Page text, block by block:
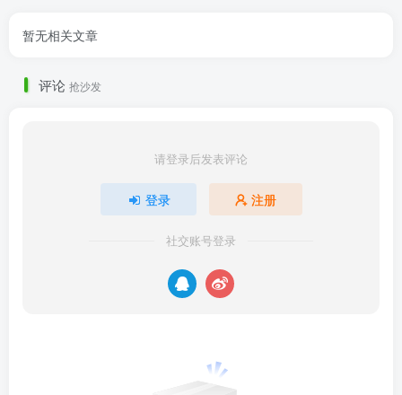
暂无相关文章
评论 抢沙发
请登录后发表评论
登录 注册
社交账号登录